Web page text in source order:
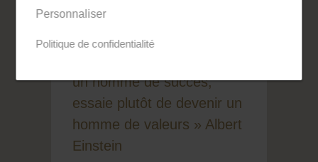
un homme de succès,
essaie plutôt de devenir un
homme de valeurs » Albert
Einstein
Personnaliser
Politique de confidentialité